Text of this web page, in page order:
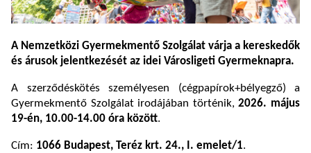
A Nemzetközi Gyermekmentő Szolgálat várja a kereskedők
és árusok jelentkezését az idei Városligeti Gyermeknapra.
A szerződéskötés személyesen (cégpapírok+bélyegző) a
Gyermekmentő Szolgálat irodájában történik,2026. május
19-én, 10.00-14.00 óra között.
Cím: 1066 Budapest, Teréz krt. 24., I. emelet/1.